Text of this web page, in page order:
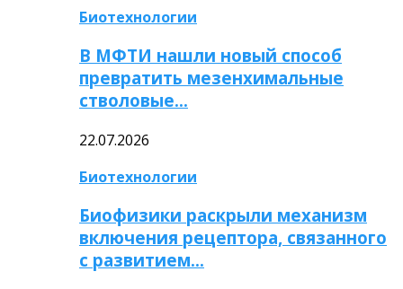
Биотехнологии
В МФТИ нашли новый способ
превратить мезенхимальные
стволовые…
22.07.2026
Биотехнологии
Биофизики раскрыли механизм
включения рецептора, связанного
с развитием…